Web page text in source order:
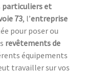
particuliers et
73, l’entreprise
pour poser ou
revêtements de
équipements
travailler sur vos